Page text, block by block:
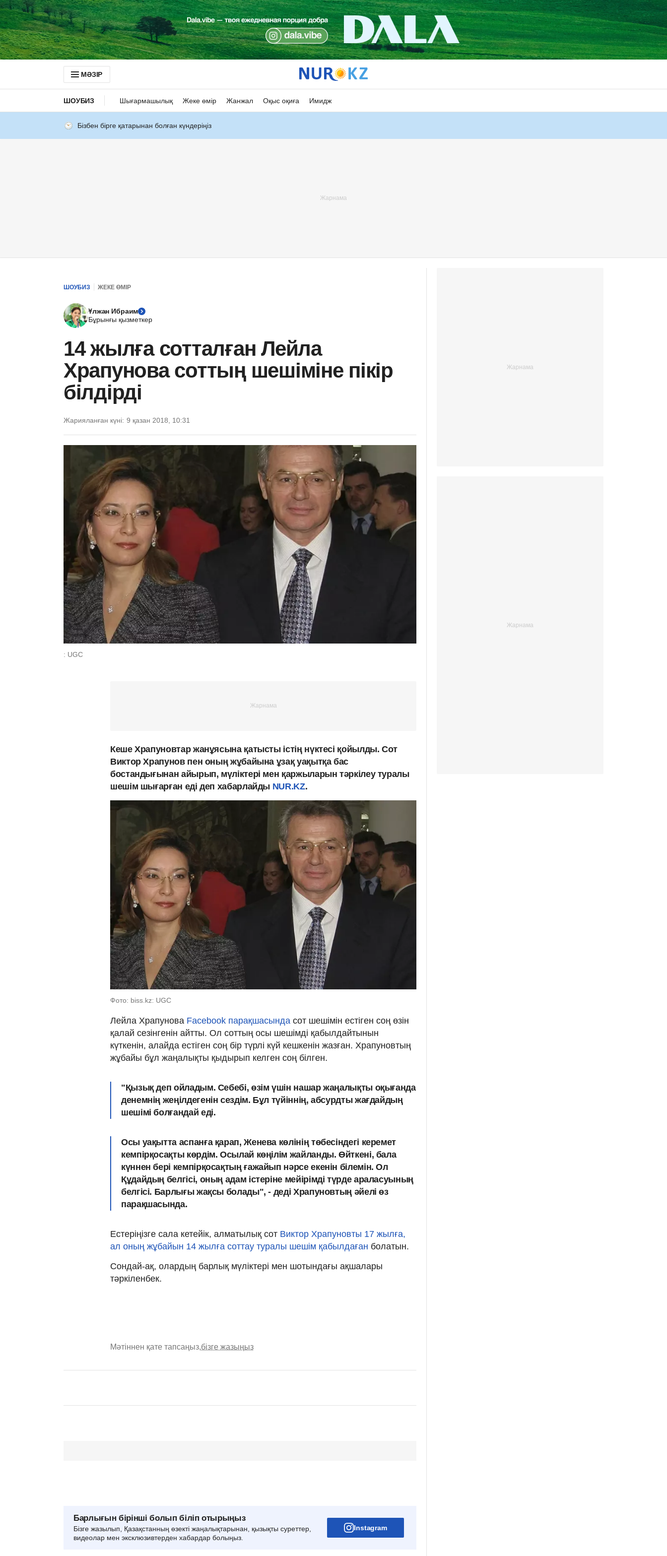
МӘЗІР
ШОУБИЗ Шығармашылық Жеке өмір Жанжал Оқыс оқиға Имидж
Бізбен бірге қатарынан болған күндеріңіз
ШОУБИЗ ЖЕКЕ ӨМІР
Ұлжан Ибраим
Бұрынғы қызметкер
14 жылға сотталған Лейла
Храпунова соттың шешіміне пікір
білдірді
Жарияланған күні: 9 қазан 2018, 10:31
: UGC
Кеше Храпуновтар жанұясына қатысты істің нүктесі қойылды. Сот
Виктор Храпунов пен оның жұбайына ұзақ уақытқа бас
бостандығынан айырып, мүліктері мен қаржыларын тәркілеу туралы
шешім шығарған еді деп хабарлайды NUR.KZ.
Фото: biss.kz: UGC
Лейла Храпунова Facebook парақшасында сот шешімін естіген соң өзін
қалай сезінгенін айтты. Ол соттың осы шешімді қабылдайтынын
күткенін, алайда естіген соң бір түрлі күй кешкенін жазған. Храпуновтың
жұбайы бұл жаңалықты қыдырып келген соң білген.
"Қызық деп ойладым. Себебі, өзім үшін нашар жаңалықты оқығанда
денемнің жеңілдегенін сездім. Бұл түйіннің, абсурдты жағдайдың
шешімі болғандай еді.
Осы уақытта аспанға қарап, Женева көлінің төбесіндегі керемет
кемпірқосақты көрдім. Осылай көңілім жайланды. Өйткені, бала
күннен бері кемпірқосақтың ғажайып нәрсе екенін білемін. Ол
Құдайдың белгісі, оның адам істеріне мейірімді түрде араласуының
белгісі. Барлығы жақсы болады", - деді Храпуновтың әйелі өз
парақшасында.
Естеріңізге сала кетейік, алматылық сот Виктор Храпуновты 17 жылға,
ал оның жұбайын 14 жылға соттау туралы шешім қабылдаған болатын.
Сондай-ақ, олардың барлық мүліктері мен шотындағы ақшалары
тәркіленбек.
Мәтіннен қате тапсаңыз,бізге жазыңыз
Барлығын бірінші болып біліп отырыңыз
Бізге жазылып, Қазақстанның өзекті жаңалықтарынан, қызықты суреттер,
видеолар мен эксклюзивтерден хабардар болыңыз.
Instagram